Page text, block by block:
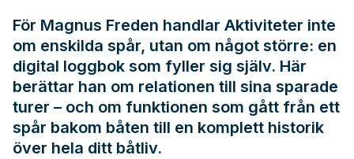
För Magnus Freden handlar Aktiviteter inte
om enskilda spår, utan om något större: en
digital loggbok som fyller sig själv. Här
berättar han om relationen till sina sparade
turer – och om funktionen som gått från ett
spår bakom båten till en komplett historik
över hela ditt båtliv.